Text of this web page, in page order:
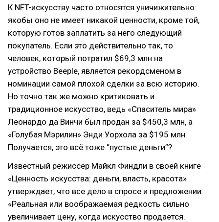
К NFT-искусству часто относятся уничижительно:
якобы оно не имеет никакой ценности, кроме той,
которую готов заплатить за него следующий
покупатель. Если это действительно так, то
человек, который потратил $69,3 млн на
устройство Beeple, является рекордсменом в
номинации самой плохой сделки за всю историю.
Но точно так же можно критиковать и
традиционное искусство, ведь «Спаситель мира»
Леонардо да Винчи был продан за $450,3 млн, а
«Голубая Мэрилин» Энди Уорхола за $195 млн.
Получается, это всё тоже “пустые деньги”?
Известный режиссер Майкл Финдли в своей книге
«Ценность искусства: деньги, власть, красота»
утверждает, что все дело в спросе и предложении.
«Реальная или воображаемая редкость сильно
увеличивает цену, когда искусство продается.